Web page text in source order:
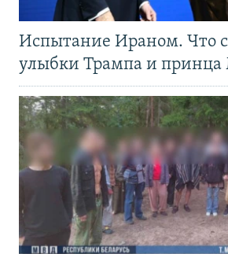
Испытание Ираном. Что
улыбки Трампа и